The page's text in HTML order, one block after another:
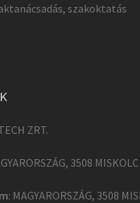
szakoktatás
ZRT.
3508
: MAGYARORSZÁG, 3508